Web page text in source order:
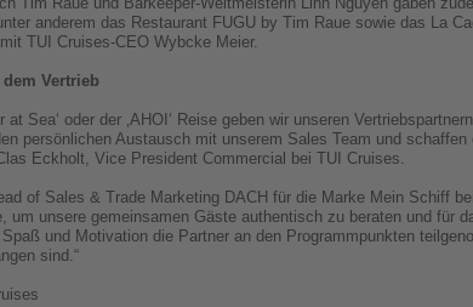
anderem das Restaurant FUGU by Tim Raue sowie das La
TUI Cruises-CEO Wybcke Meier.
Vertrieb
at Sea‘ oder der ‚AHOI‘ Reise geben wir unseren
persönlichen Austausch mit unserem Sales Team und
Eckholt, Vice President Commercial bei TUI Cruises.
of Sales & Trade Marketing DACH für die Marke Mein Schiff
um unsere gemeinsamen Gäste authentisch zu beraten und für
und Motivation die Partner an den Programmpunkten
sind.“